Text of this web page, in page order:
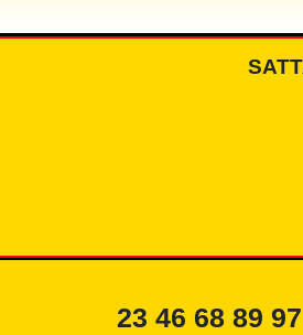
23 46 68 89